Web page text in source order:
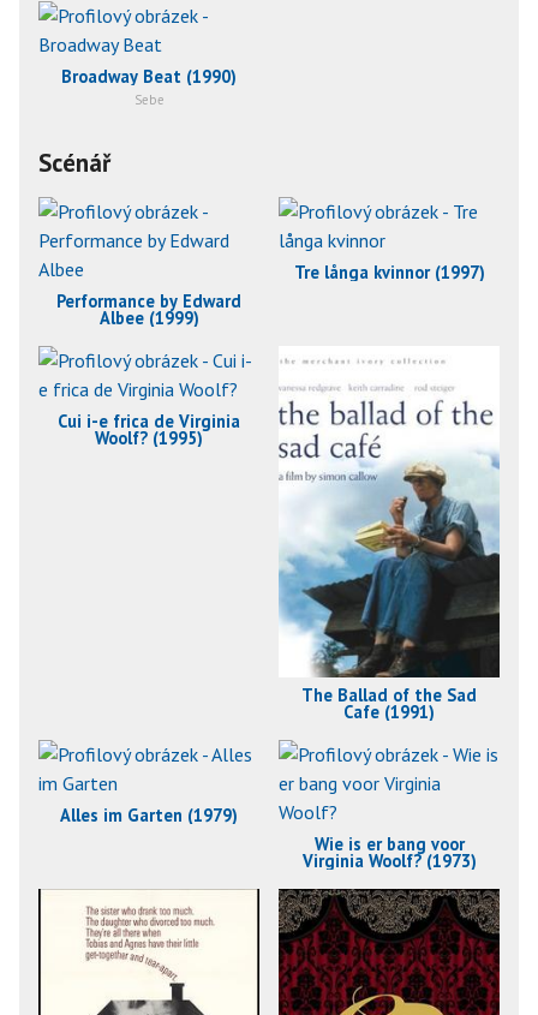
Broadway Beat (1990)
Sebe
Scénář
Performance by Edward
Albee (1999)
Tre långa kvinnor (1997)
Cui i-e frica de Virginia
Woolf? (1995)
The Ballad of the Sad
Cafe (1991)
Alles im Garten (1979)
Wie is er bang voor
Virginia Woolf? (1973)